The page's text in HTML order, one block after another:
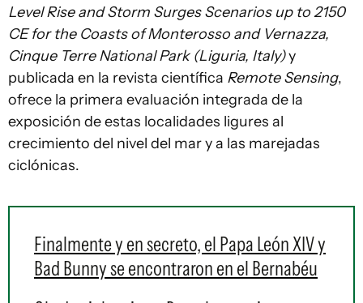
Level Rise and Storm Surges Scenarios up to 2150
CE for the Coasts of Monterosso and Vernazza,
Cinque Terre National Park (Liguria, Italy)y
publicada en la revista científica Remote Sensing,
ofrece la primera evaluación integrada de la
exposición de estas localidades ligures al
crecimiento del nivel del mar y a las marejadas
ciclónicas.
Finalmente y en secreto, el Papa León XIV y
Bad Bunny se encontraron en el Bernabéu